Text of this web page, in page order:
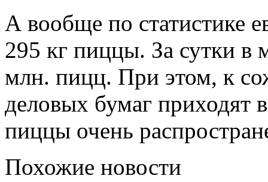
А вообще по статистике
295 кг пиццы. За сутки в
млн. пицц. При этом, к
деловых бумаг приходят
пиццы очень
Похожие новости